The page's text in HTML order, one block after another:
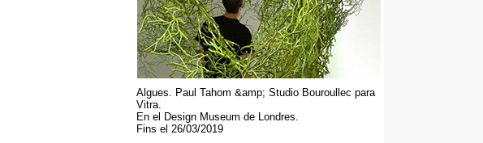
Algues. Paul Tahom &amp; Studio Bouroullec para
Vitra.
En el Design Museum de Londres.
Fins el 26/03/2019